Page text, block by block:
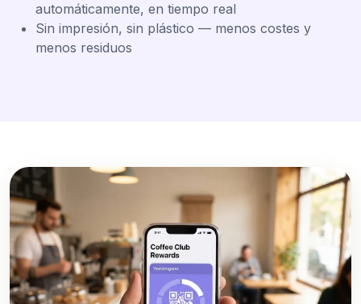
automáticamente, en tiempo real
Sin impresión, sin plástico — menos costes y
menos residuos